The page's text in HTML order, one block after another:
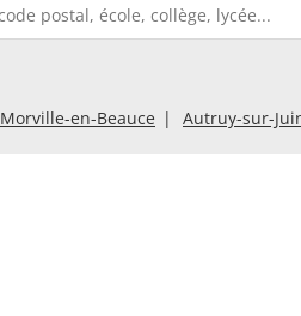
Morville-en-Beauce Autruy-sur-